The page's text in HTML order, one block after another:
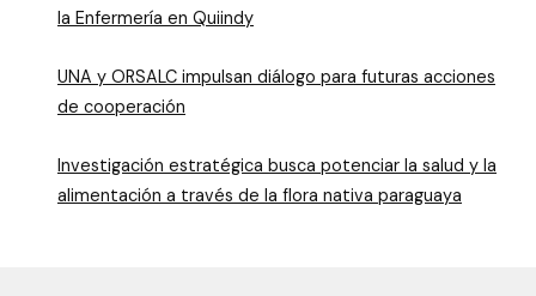
la Enfermería en Quiindy
UNA y ORSALC impulsan diálogo para futuras acciones
de cooperación
Investigación estratégica busca potenciar la salud y la
alimentación a través de la flora nativa paraguaya